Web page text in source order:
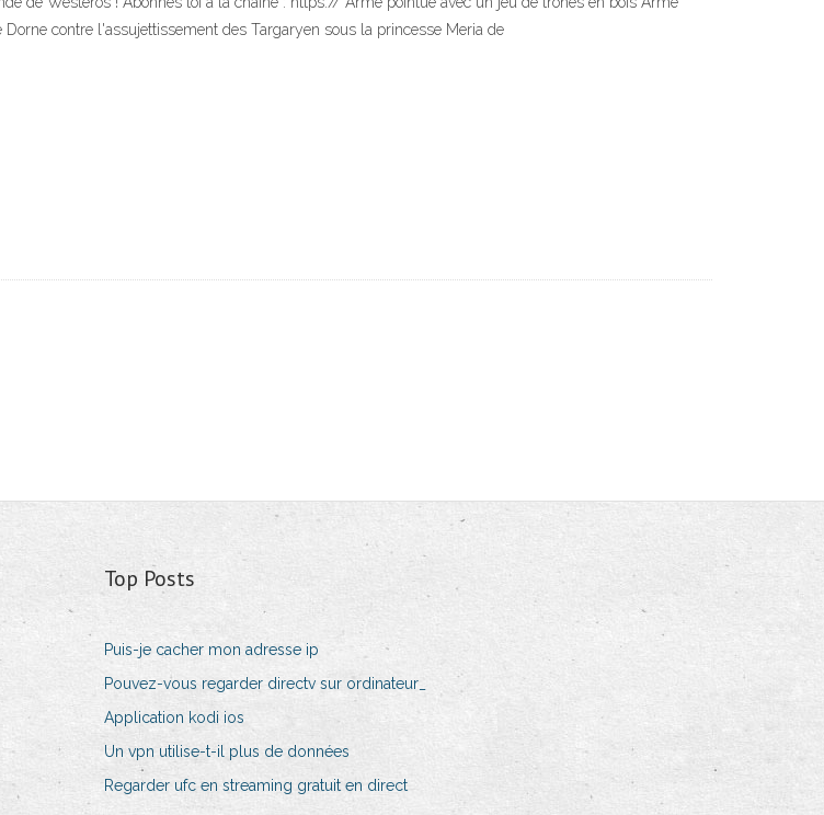
contre l'assujettissement des Targaryen sous la princesse Meria de
Top Posts
Puis-je cacher mon adresse ip
Pouvez-vous regarder directv sur ordinateur_
Application kodi ios
Un vpn utilise-t-il plus de données
Regarder ufc en streaming gratuit en direct